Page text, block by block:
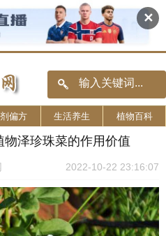
✕
偏方 生活养生 植物百科
泽珍珠菜的作用价值
2022-10-22 23:16:07